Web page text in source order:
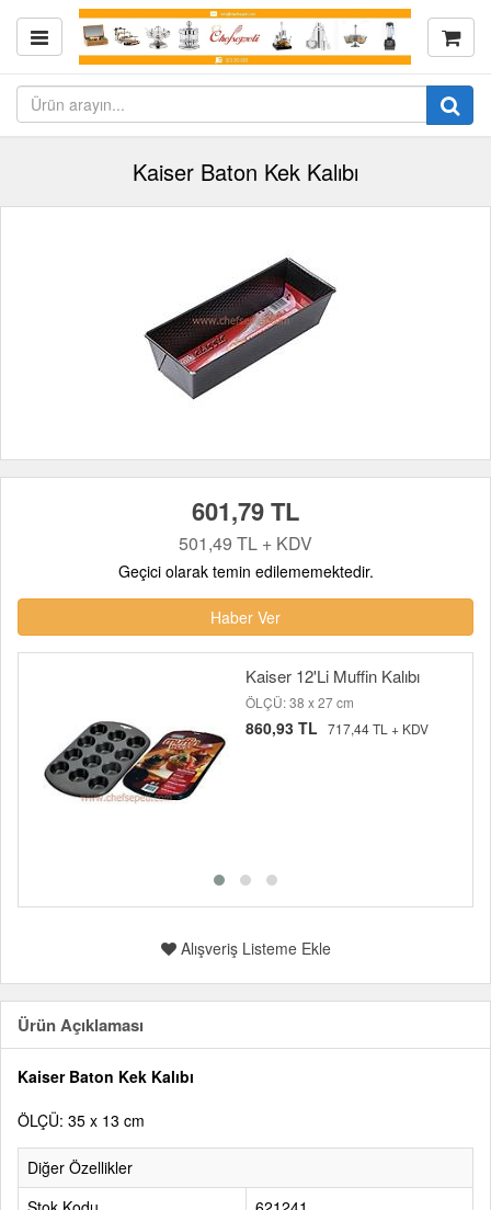
Kaiser Baton Kek Kalıbı
601,79 TL
501,49 TL + KDV
Geçici olarak temin edilememektedir.
Haber Ver
Kaiser 12'Li Muffin Kalıbı
ÖLÇÜ: 38 x 27 cm
860,93 TL 717,44 TL + KDV
Alışveriş Listeme Ekle
Ürün Açıklaması
Kaiser Baton Kek Kalıbı
ÖLÇÜ: 35 x 13 cm
Diğer Özellikler